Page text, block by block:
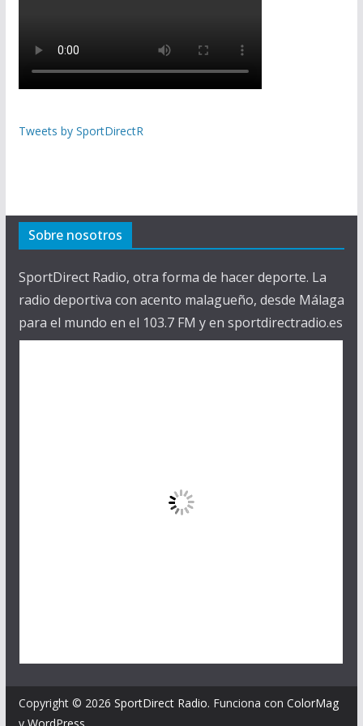
Tweets by SportDirectR
Sobre nosotros
SportDirect Radio, otra forma de hacer deporte. La
radio deportiva con acento malagueño, desde Málaga
para el mundo en el 103.7 FM y en sportdirectradio.es
Copyright © 2026 SportDirect Radio. Funciona con ColorMag
y WordPress